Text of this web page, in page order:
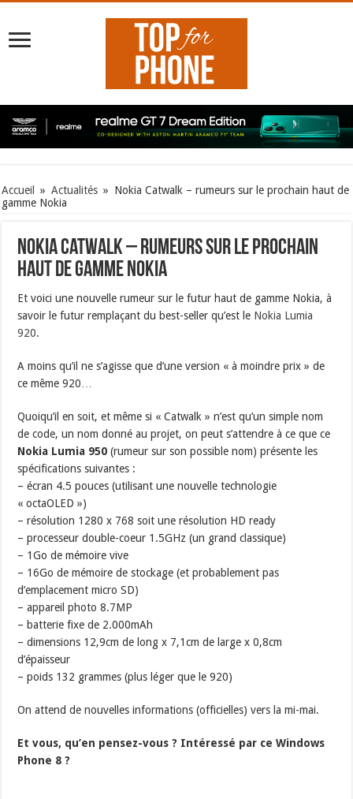
Accueil » Actualités » Nokia Catwalk – rumeurs sur le prochain haut de
gamme Nokia
Nokia Catwalk – rumeurs sur le prochain
haut de gamme Nokia
Et voici une nouvelle rumeur sur le futur haut de gamme Nokia, à
savoir le futur remplaçant du best-seller qu’est le Nokia Lumia
920.
A moins qu’il ne s’agisse que d’une version « à moindre prix » de
ce même 920…
Quoiqu’il en soit, et même si « Catwalk » n’est qu’un simple nom
de code, un nom donné au projet, on peut s’attendre à ce que ce
Nokia Lumia 950 (rumeur sur son possible nom) présente les
spécifications suivantes :
– écran 4.5 pouces (utilisant une nouvelle technologie
« octaOLED »)
– résolution 1280 x 768 soit une résolution HD ready
– processeur double-coeur 1.5GHz (un grand classique)
– 1Go de mémoire vive
– 16Go de mémoire de stockage (et probablement pas
d’emplacement micro SD)
– appareil photo 8.7MP
– batterie fixe de 2.000mAh
– dimensions 12,9cm de long x 7,1cm de large x 0,8cm
d’épaisseur
– poids 132 grammes (plus léger que le 920)
On attend de nouvelles informations (officielles) vers la mi-mai.
Et vous, qu’en pensez-vous ? Intéressé par ce Windows
Phone 8 ?